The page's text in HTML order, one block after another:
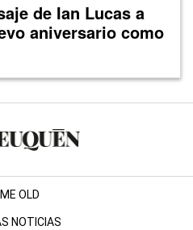
de Ian Lucas a
aniversario como
OLD
NOTICIAS